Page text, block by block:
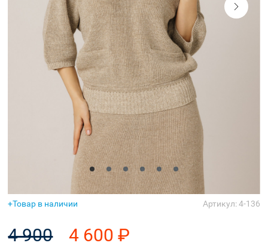
Аксессуары
Товар в наличии Артикул: 4-136
4 900 4 600 ₽